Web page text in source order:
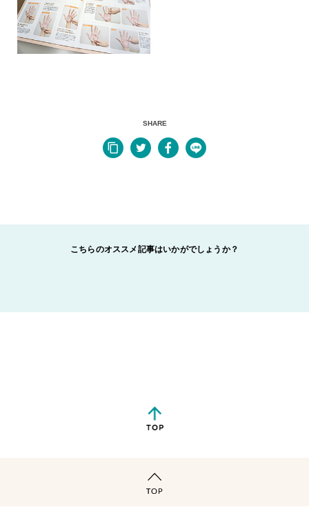
SHARE
こちらのオススメ記事はいかがでしょうか？